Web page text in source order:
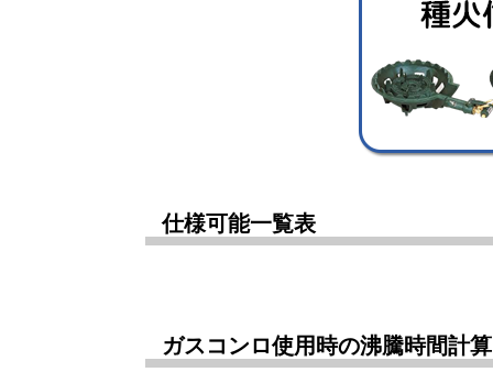
仕様可能一覧表
ガスコンロ使用時の沸騰時間計算